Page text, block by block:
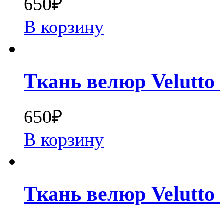
В корзину
Ткань велюр Velutto
650₽
В корзину
Ткань велюр Velutto